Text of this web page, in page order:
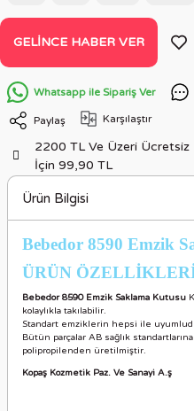
GELINCE HABER VER
Whatsapp ile Sipariş Ver
Paylaş Karşılaştır
2200 TL Ve Üzeri Ücretsiz
İçin 99,90 TL
Ürün Bilgisi
Bebedor 8590 Emzik
ÜRÜN ÖZELLİKLER
Bebedor 8590 Emzik Saklama Kutusu
kolaylıkla takılabilir.
Standart emziklerin hepsi ile
Bütün parçalar AB sağlık
polipropilenden üretilmiştir.
Kopaş Kozmetik Paz. Ve Sanayi A.ş